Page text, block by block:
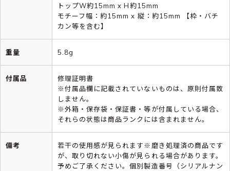
トップW約15mm x H約15mm
モチーフ幅：約15mm x 縦：約15mm 【枠・バチ
カン等を含む】
重量 5.8g
付属品
修理証明書
※付属品欄に記載されていないものは、原則付属致
しません。
※外箱・保存袋・保証書・等が付属している場合、
それらの状態は商品ランクには含まれません。
備考
若干の使用感が見られます※磨き処理済の商品です
が、取り切れない小傷が見られる場合があります。
予めご了承ください。個別製造番号（シリアルナン